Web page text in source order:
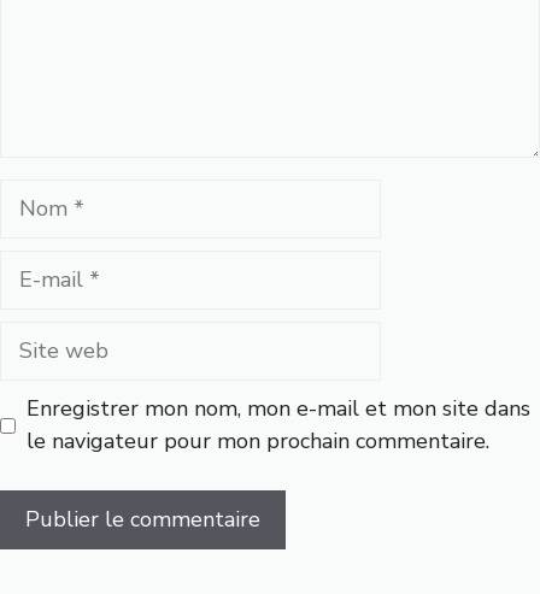
Nom
Site
Enregistrer mon nom, mon e-mail et mon site dans
le navigateur pour mon prochain commentaire.